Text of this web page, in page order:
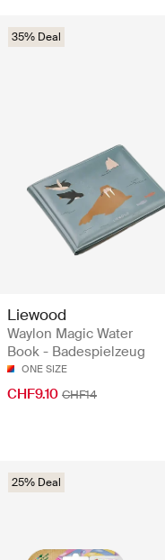
35% Deal
Liewood
Waylon Magic Water
Book - Badespielzeug
ONE SIZE
CHF9.10 CHF14
25% Deal